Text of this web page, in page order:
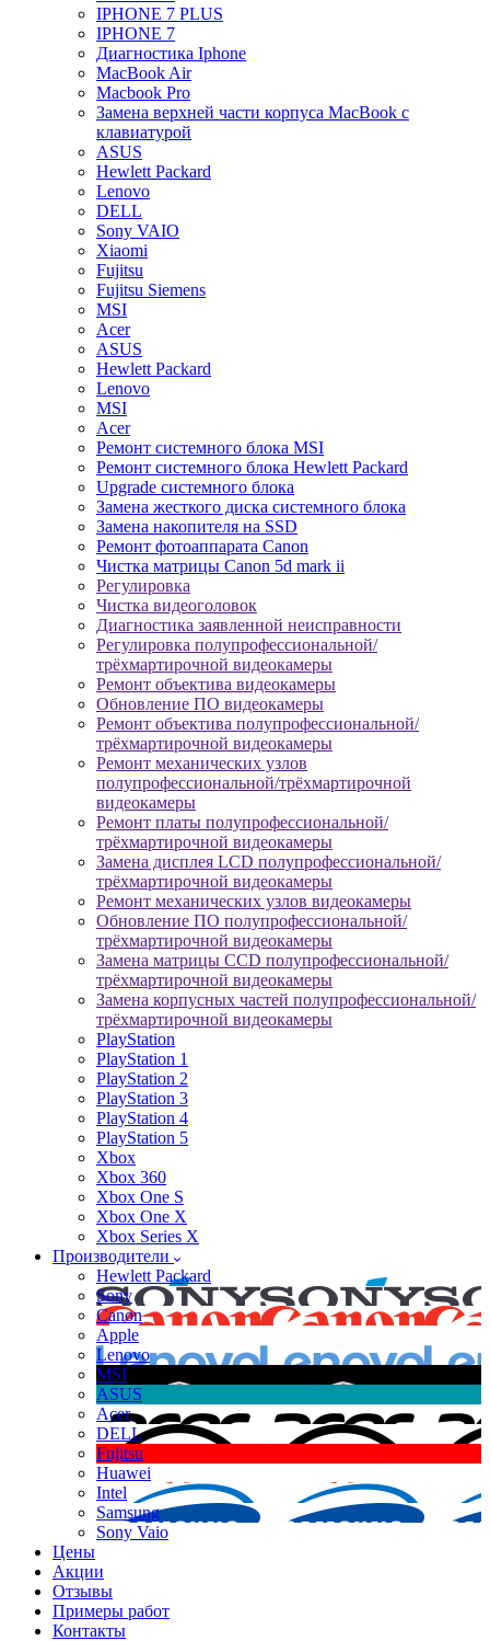
IPHONE 7 PLUS
IPHONE 7
Диагностика Iphone
MacBook Air
Macbook Pro
Замена верхней части корпуса MacBook с
клавиатурой
ASUS
Hewlett Packard
Lenovo
DELL
Sony VAIO
Xiaomi
Fujitsu
Fujitsu Siemens
MSI
Acer
ASUS
Hewlett Packard
Lenovo
MSI
Acer
Ремонт системного блока MSI
Ремонт системного блока Hewlett Packard
Upgrade системного блока
Замена жесткого диска системного блока
Замена накопителя на SSD
Ремонт фотоаппарата Canon
Чистка матрицы Canon 5d mark ii
Регулировка
Чистка видеоголовок
Диагностика заявленной неисправности
Регулировка полупрофессиональной/
трёхмартирочной видеокамеры
Ремонт объектива видеокамеры
Обновление ПО видеокамеры
Ремонт объектива полупрофессиональной/
трёхмартирочной видеокамеры
Ремонт механических узлов
полупрофессиональной/трёхмартирочной
видеокамеры
Ремонт платы полупрофессиональной/
трёхмартирочной видеокамеры
Замена дисплея LCD полупрофессиональной/
трёхмартирочной видеокамеры
Ремонт механических узлов видеокамеры
Обновление ПО полупрофессиональной/
трёхмартирочной видеокамеры
Замена матрицы CCD полупрофессиональной/
трёхмартирочной видеокамеры
Замена корпусных частей полупрофессиональной/
трёхмартирочной видеокамеры
PlayStation
PlayStation 1
PlayStation 2
PlayStation 3
PlayStation 4
PlayStation 5
Xbox
Xbox 360
Xbox One S
Xbox One X
Xbox Series X
Производители
Hewlett Packard
Sony
Canon
Apple
Lenovo
MSI
ASUS
Acer
DELL
Fujitsu
Huawei
Intel
Samsung
Sony Vaio
Цены
Акции
Отзывы
Примеры работ
Контакты